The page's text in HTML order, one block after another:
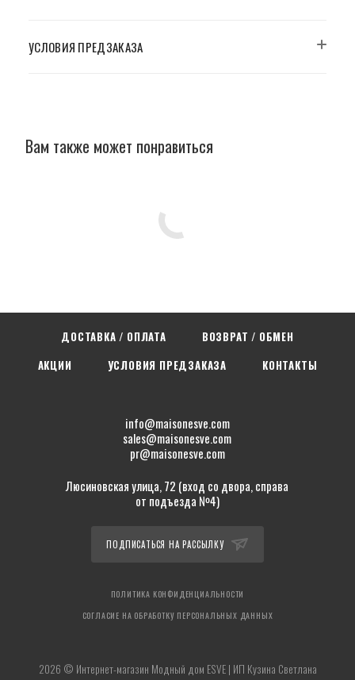
УСЛОВИЯ ПРЕДЗАКАЗА
Вам также может понравиться
ДОСТАВКА / ОПЛАТА
ВОЗВРАТ / ОБМЕН
АКЦИИ
УСЛОВИЯ ПРЕДЗАКАЗА КОНТАКТЫ
info@maisonesve.com
sales@maisonesve.com
pr@maisonesve.com
Люсиновская улица, 72 (вход со двора, справа
от подъезда №4)
ПОДПИСАТЬСЯ НА РАССЫЛКУ
ПОЛИТИКА КОНФИДЕНЦИАЛЬНОСТИ
СОГЛАСИЕ НА ОБРАБОТКУ ПЕРСОНАЛЬНЫХ ДАННЫХ
2026 © Интернет-магазин Модный дом ESVE | ИП Кузина Светлана